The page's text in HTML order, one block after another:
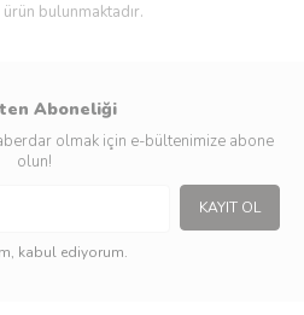
ürün bulunmaktadır.
Aboneliği
olmak için e-bültenimize abone
olun!
KAYIT OL
kabul ediyorum.